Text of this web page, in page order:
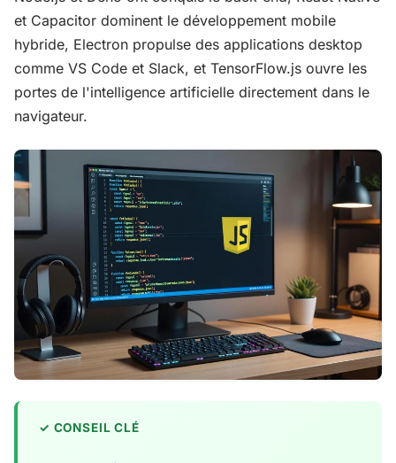
et Capacitor dominent le développement mobile
hybride, Electron propulse des applications desktop
comme VS Code et Slack, et TensorFlow.js ouvre les
portes de l'intelligence artificielle directement dans le
navigateur.